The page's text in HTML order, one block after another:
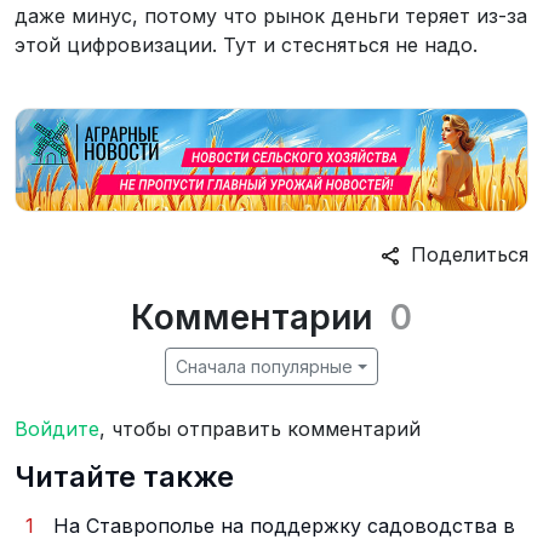
даже минус, потому что рынок деньги теряет из-за
этой цифровизации. Тут и стесняться не надо.
Поделиться
Комментарии 0
Сначала популярные
Войдите, чтобы отправить комментарий
Читайте также
1
На Ставрополье на поддержку садоводства в